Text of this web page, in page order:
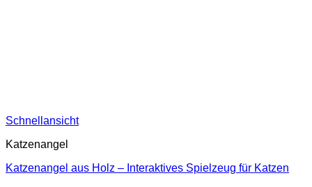
Schnellansicht
Katzenangel
Katzenangel aus Holz – Interaktives Spielzeug für Katzen